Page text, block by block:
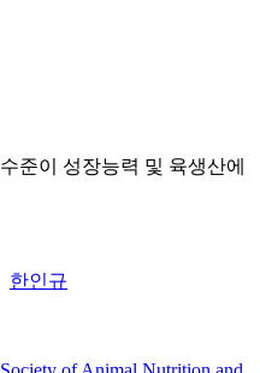
준이 성장능력 및 육생산에
한인규